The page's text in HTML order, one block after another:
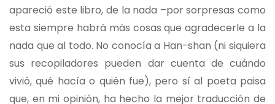
apareció este libro, de la nada –por sorpresas como
esta siempre habrá más cosas que agradecerle a la
nada que al todo. No conocía a Han-shan (ni siquiera
sus recopiladores pueden dar cuenta de cuándo
vivió, qué hacía o quién fue), pero sí al poeta paisa
que, en mi opinión, ha hecho la mejor traducción de